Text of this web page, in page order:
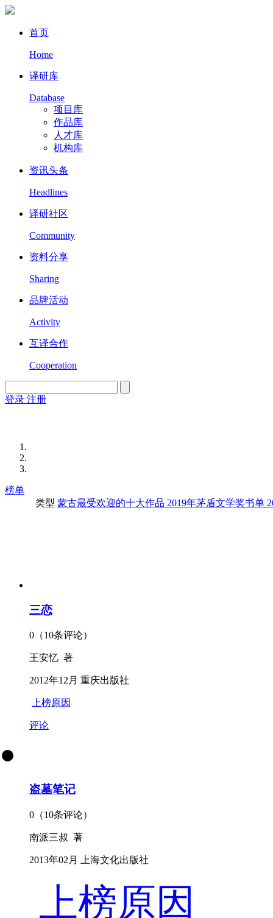
首页
Home
译研库
Database
项目库
作品库
人才库
机构库
资讯头条
Headlines
译研社区
Community
资料分享
Sharing
品牌活动
Activity
互译合作
Cooperation
登录 注册
榜单
类型 蒙古最受欢迎的十大作品 2019年茅盾文学奖书单
三恋
0（10条评论）
王安忆 著
2012年12月 重庆出版社
上榜原因
评论
盗墓笔记
0（10条评论）
南派三叔 著
2013年02月 上海文化出版社
上榜原因